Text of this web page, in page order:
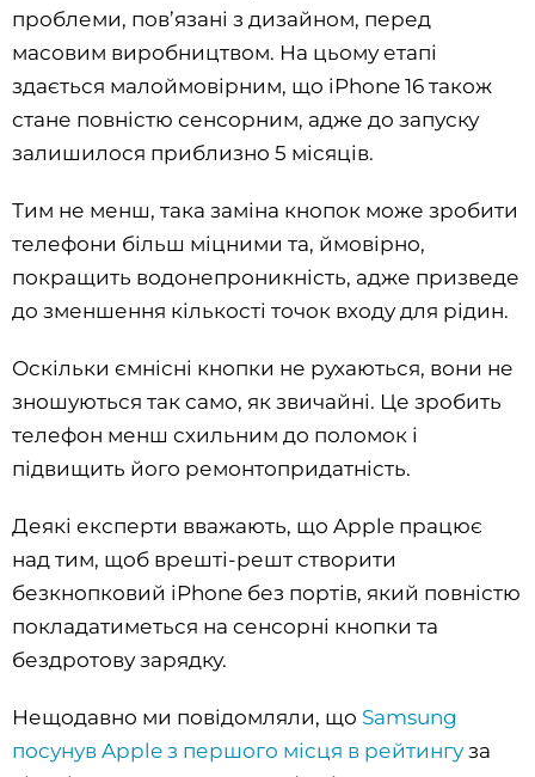
проблеми, пов’язані з дизайном, перед
масовим виробництвом. На цьому етапі
здається малоймовірним, що iPhone 16 також
стане повністю сенсорним, адже до запуску
залишилося приблизно 5 місяців.
Тим не менш, така заміна кнопок може зробити
телефони більш міцними та, ймовірно,
покращить водонепроникність, адже призведе
до зменшення кількості точок входу для рідин.
Оскільки ємнісні кнопки не рухаються, вони не
зношуються так само, як звичайні. Це зробить
телефон менш схильним до поломок і
підвищить його ремонтопридатність.
Деякі експерти вважають, що Apple працює
над тим, щоб врешті-решт створити
безкнопковий iPhone без портів, який повністю
покладатиметься на сенсорні кнопки та
бездротову зарядку.
Нещодавно ми повідомляли, що Samsung
посунув Apple з першого місця в рейтингуза